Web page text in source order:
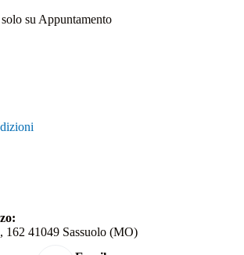
solo su Appuntamento
162 41049 Sassuolo (MO)